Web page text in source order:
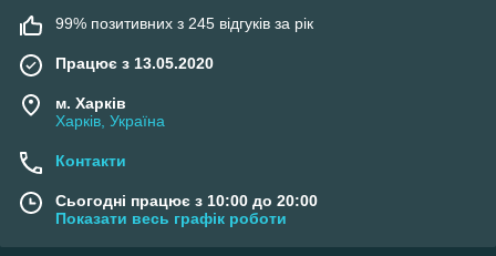
99% позитивних з 245 відгуків за рік
Працює з 13.05.2020
м. Харків
Харків, Україна
Контакти
Сьогодні працює з 10:00 до 20:00
Показати весь графік роботи